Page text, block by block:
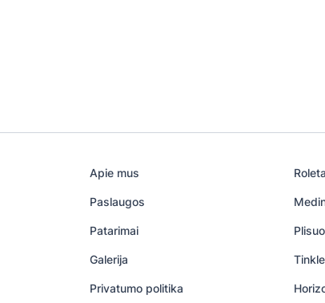
Apie mus
Paslaugos
Patarimai
Galerija
Privatumo politika